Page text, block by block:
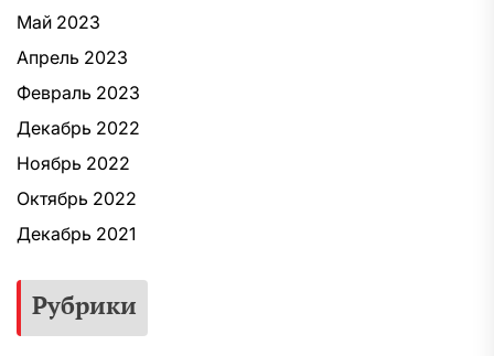
Май 2023
Апрель 2023
Февраль 2023
Декабрь 2022
Ноябрь 2022
Октябрь 2022
Декабрь 2021
Рубрики